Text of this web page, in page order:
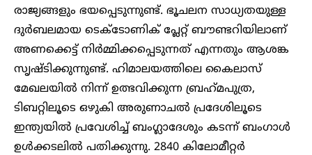
രാജ്യങ്ങളും ഭയപ്പെടുന്നുണ്ട്. ഭൂചലന സാധ്യതയുള്ള
ദുര്‍ബലമായ ടെക്ടോണിക് പ്ലേറ്റ് ബൗണ്ടറിയിലാണ്
അണക്കെട്ട് നിർമ്മിക്കപ്പെടുന്നത് എന്നതും ആശങ്ക
സൃഷ്ടിക്കുന്നുണ്ട്. ഹിമാലയത്തിലെ കൈലാസ്
മേഖലയില്‍ നിന്ന് ഉത്ഭവിക്കുന്ന ബ്രഹ്‌മപുത്ര,
ടിബറ്റിലൂടെ ഒഴുകി അരുണാചല്‍ പ്രദേശിലൂടെ
ഇന്ത്യയില്‍ പ്രവേശിച്ച് ബംഗ്ലാദേശും കടന്ന് ബംഗാൾ
ഉൾക്കടലിൽ പതിക്കുന്നു. 2840 കിലോമീറ്റർ